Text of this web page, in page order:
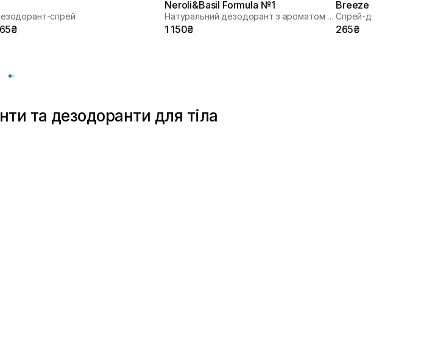
спрей
Neroli&Basil Formula №1
Натуральний дезодорант з ароматом неролі та шисо
1 150₴
Breeze 150 мл
Спрей-дезодорант
265₴
та дезодоранти для тіла